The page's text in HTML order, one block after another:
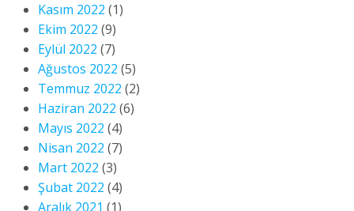
Kasım 2022 (1)
Ekim 2022 (9)
Eylül 2022 (7)
Ağustos 2022 (5)
Temmuz 2022 (2)
Haziran 2022 (6)
Mayıs 2022 (4)
Nisan 2022 (7)
Mart 2022 (3)
Şubat 2022 (4)
Aralık 2021 (1)